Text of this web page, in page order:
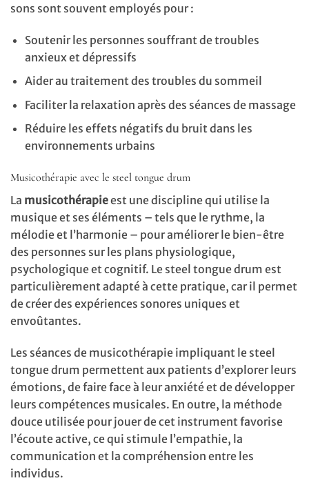
sons sont souvent employés pour :
Soutenir les personnes souffrant de troubles
anxieux et dépressifs
Aider au traitement des troubles du sommeil
Faciliter la relaxation après des séances de massage
Réduire les effets négatifs du bruit dans les
environnements urbains
Musicothérapie avec le steel tongue drum
La musicothérapieest une discipline qui utilise la
musique et ses éléments – tels que le rythme, la
mélodie et l’harmonie – pour améliorer le bien-être
des personnes sur les plans physiologique,
psychologique et cognitif. Le steel tongue drum est
particulièrement adapté à cette pratique, car il permet
de créer des expériences sonores uniques et
envoûtantes.
Les séances de musicothérapie impliquant le steel
tongue drum permettent aux patients d’explorer leurs
émotions, de faire face à leur anxiété et de développer
leurs compétences musicales. En outre, la méthode
douce utilisée pour jouer de cet instrument favorise
l’écoute active, ce qui stimule l’empathie, la
communication et la compréhension entre les
individus.